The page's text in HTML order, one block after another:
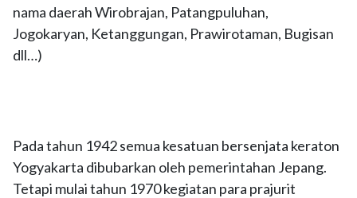
nama daerah Wirobrajan, Patangpuluhan,
Jogokaryan, Ketanggungan, Prawirotaman, Bugisan
dll…)
Pada tahun 1942 semua kesatuan bersenjata keraton
Yogyakarta dibubarkan oleh pemerintahan Jepang.
Tetapi mulai tahun 1970 kegiatan para prajurit